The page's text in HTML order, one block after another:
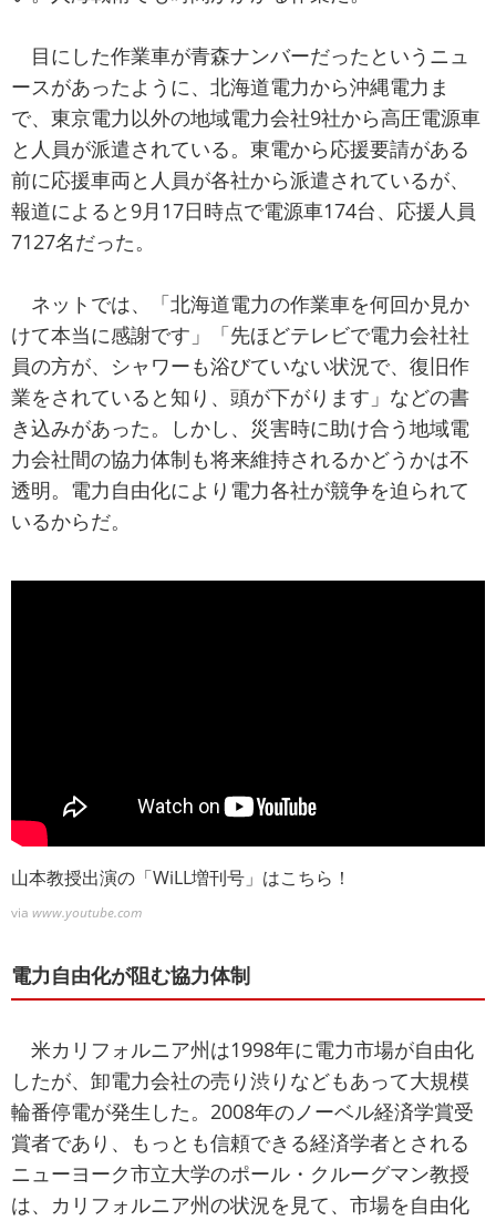
目にした作業車が青森ナンバーだったというニュ
ースがあったように、北海道電力から沖縄電力ま
で、東京電力以外の地域電力会社9社から高圧電源車
と人員が派遣されている。東電から応援要請がある
前に応援車両と人員が各社から派遣されているが、
報道によると9月17日時点で電源車174台、応援人員
7127名だった。
ネットでは、「北海道電力の作業車を何回か見か
けて本当に感謝です」「先ほどテレビで電力会社社
員の方が、シャワーも浴びていない状況で、復旧作
業をされていると知り、頭が下がります」などの書
き込みがあった。しかし、災害時に助け合う地域電
力会社間の協力体制も将来維持されるかどうかは不
透明。電力自由化により電力各社が競争を迫られて
いるからだ。
山本教授出演の「WiLL増刊号」はこちら！
via www.youtube.com
電力自由化が阻む協力体制
米カリフォルニア州は1998年に電力市場が自由化
したが、卸電力会社の売り渋りなどもあって大規模
輪番停電が発生した。2008年のノーベル経済学賞受
賞者であり、もっとも信頼できる経済学者とされる
ニューヨーク市立大学のポール・クルーグマン教授
は、カリフォルニア州の状況を見て、市場を自由化